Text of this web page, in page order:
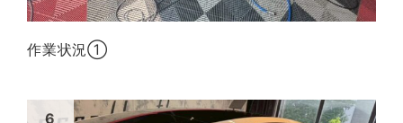
作業状況①